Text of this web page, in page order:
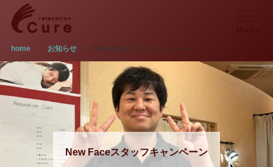
home > お知らせ > New Faceスタッフキャンペーン
New Faceスタッフキャンペーン